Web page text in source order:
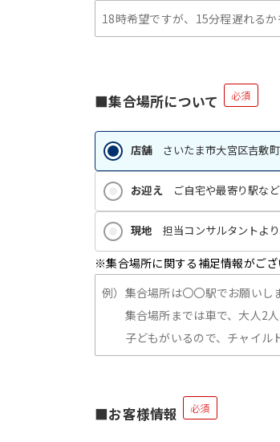
■集合場所について 必須
店舗さいたま市大宮区吉敷町
お迎えご自宅や最寄り駅など
現地 担当コンサルタントよ
※集合場所に関する補足情報がござ
■お客様情報 必須